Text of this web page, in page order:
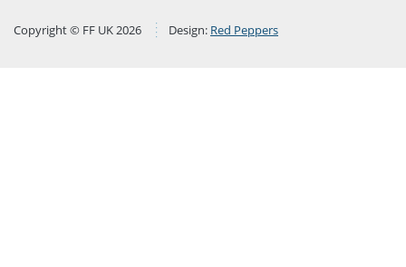
Copyright © FF UK 2026 Design: Red Peppers